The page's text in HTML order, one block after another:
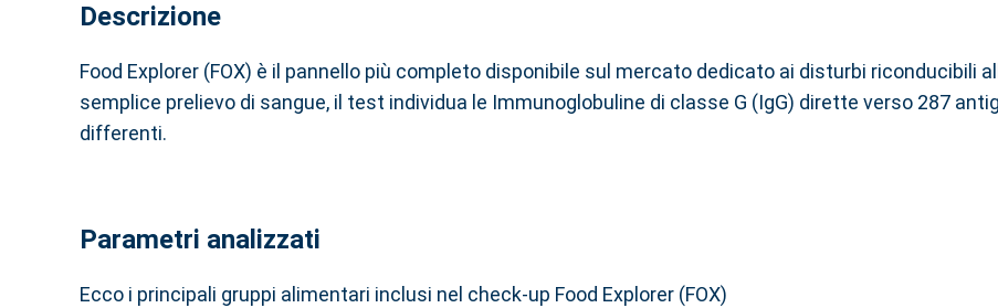
Descrizione
Food Explorer (FOX) è il pannello più completo disponibile sul mercato dedicato ai disturbi riconducibili
semplice prelievo di sangue, il test individua le Immunoglobuline di classe G (IgG) dirette verso 287
differenti.
Parametri analizzati
Ecco i principali gruppi alimentari inclusi nel check-up Food Explorer (FOX)